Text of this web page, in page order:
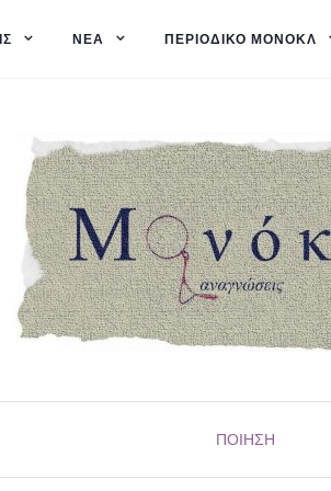
ΝΈΑ ΠΕΡΙΟΔΙΚΌ ΜΟΝΌΚΛ
ΠΟΊΗΣΗ